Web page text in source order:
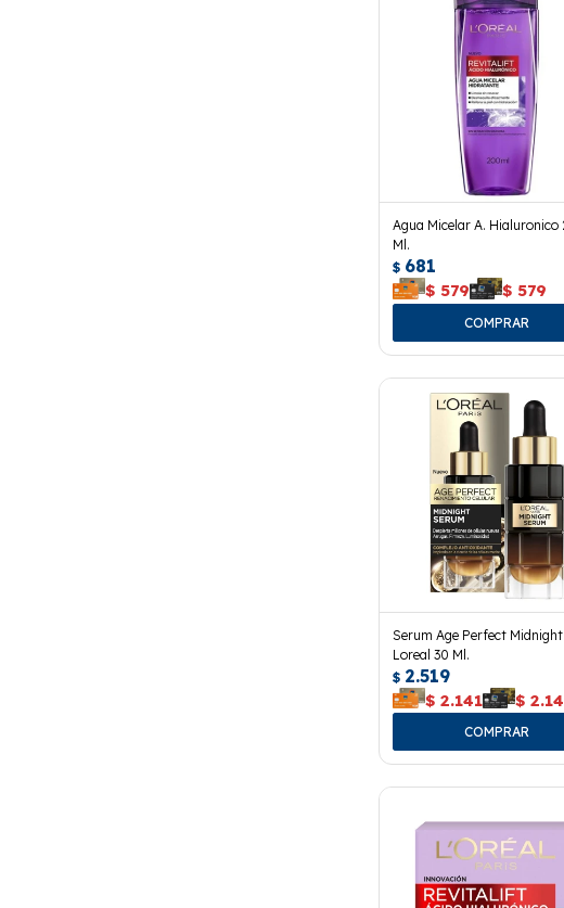
Agua Micelar A. Hialuronico
Ml.
$ 681
$ 579 $ 579
Serum Age Perfect Midnight
Loreal 30 Ml.
$ 2.519
$ 2.141 $